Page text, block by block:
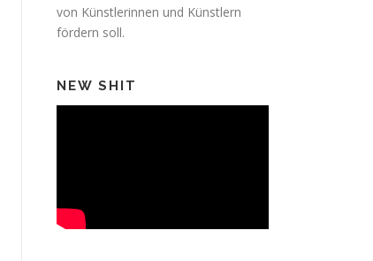
von Künstlerinnen und Künstlern
fördern soll.
NEW SHIT